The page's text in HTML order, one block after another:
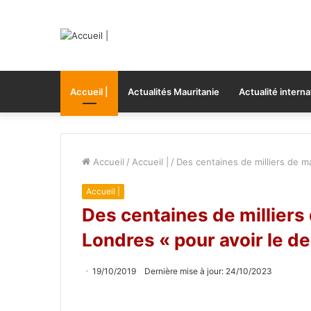
Accueil | Actualités Mauritanie Actualité
Accueil / Accueil | / Des centaines de milliers de
Accueil |
Des centaines de
Londres « pour avoir le
19/10/2019 Dernière mise à jour: 24/10/2023